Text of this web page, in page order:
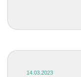
14.03.2023